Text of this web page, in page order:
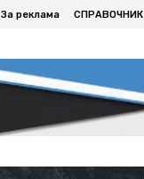
За реклама СПРАВОЧНИК